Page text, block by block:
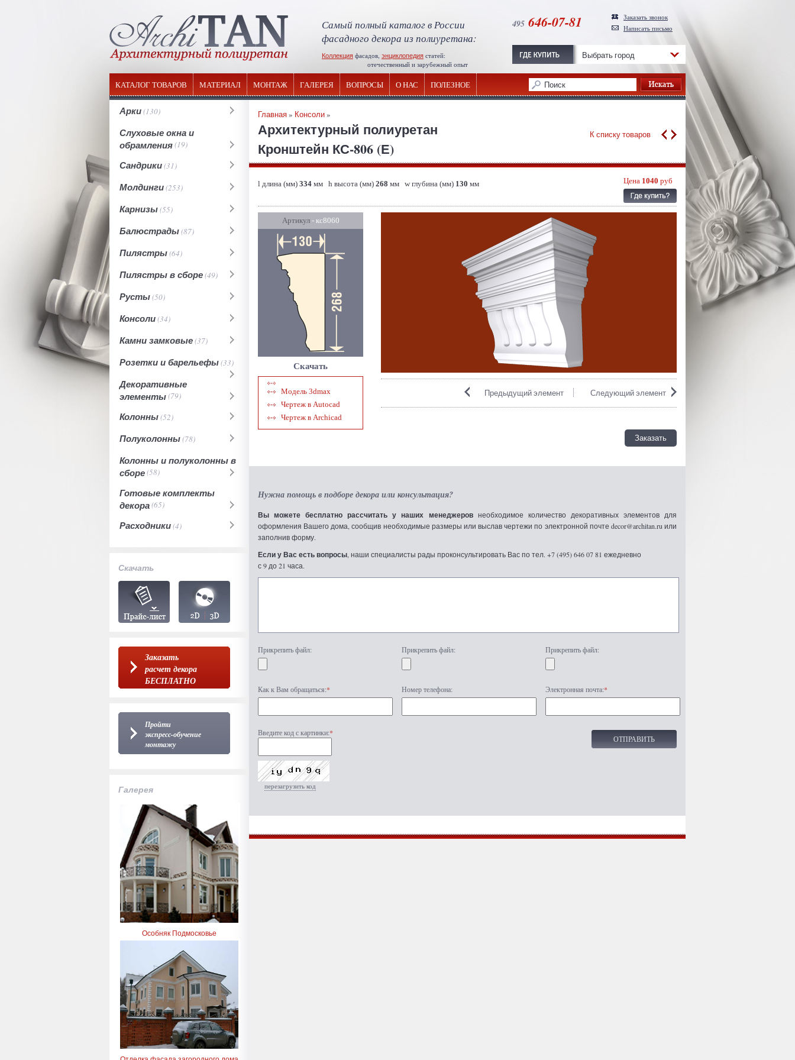
Самый полный каталог в России
фасадного декора из полиуретана:
Коллекция фасадов, энциклопедия статей:
отечественный и зарубежный опыт
495 646-07-81
Заказать звонок
Написать письмо
Выбрать город
КАТАЛОГ ТОВАРОВ МАТЕРИАЛ МОНТАЖ ГАЛЕРЕЯ ВОПРОСЫ О НАС ПОЛЕЗНОЕ
Арки(130)
Слуховые окна и
обрамления(19)
Сандрики(31)
Молдинги(253)
Карнизы(55)
Балюстрады(87)
Пилястры(64)
Пилястры в сборе(49)
Русты(50)
Консоли(34)
Камни замковые(37)
Розетки и барельефы(33)
Декоративные
элементы(79)
Колонны(52)
Полуколонны(78)
Колонны и полуколонны в
сборе(58)
Готовые комплекты
декора(65)
Расходники(4)
Скачать
Заказать
расчет декора
БЕСПЛАТНО
Пройти
экспресс-обучение
монтажу
Галерея
Особняк Подмосковье
Главная» Консоли»
Архитектурный полиуретан
Кронштейн КС-806 (Е)
К списку товаров
l длина (мм) 334 мм h высота (мм) 268 мм w глубина (мм) 130 мм Цена 1040 руб
Артикул- кс8060
Скачать
Модель 3dmax
Чертеж в Autocad
Чертеж в Archicad
Следующий элемент
Предыдущий элемент
Заказать
Нужна помощь в подборе декора или консультация?
Вы можете бесплатно рассчитать у наших менеджеровнеобходимое количество декоративных элементов для
оформления Вашего дома, сообщив необходимые размеры или выслав чертежи по электронной почте decor@architan.ru или
заполнив форму.
Если у Вас есть вопросы , наши специалисты рады проконсультировать Вас по тел. +7 (495) 646 07 81 ежедневно
с 9 до 21 часа.
Прикрепить файл: Прикрепить файл: Прикрепить файл:
Как к Вам обращаться:* Номер телефона: Электронная почта:*
Введите код с картинки:*
перезагрузить код